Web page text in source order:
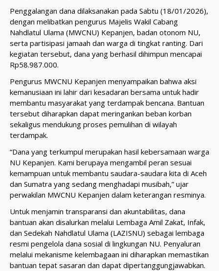
Penggalangan dana dilaksanakan pada Sabtu (18/01/2026),
dengan melibatkan pengurus Majelis Wakil Cabang
Nahdlatul Ulama (MWCNU) Kepanjen, badan otonom NU,
serta partisipasi jamaah dan warga di tingkat ranting. Dari
kegiatan tersebut, dana yang berhasil dihimpun mencapai
Rp58.987.000.
Pengurus MWCNU Kepanjen menyampaikan bahwa aksi
kemanusiaan ini lahir dari kesadaran bersama untuk hadir
membantu masyarakat yang terdampak bencana. Bantuan
tersebut diharapkan dapat meringankan beban korban
sekaligus mendukung proses pemulihan di wilayah
terdampak.
“Dana yang terkumpul merupakan hasil kebersamaan warga
NU Kepanjen. Kami berupaya mengambil peran sesuai
kemampuan untuk membantu saudara-saudara kita di Aceh
dan Sumatra yang sedang menghadapi musibah,” ujar
perwakilan MWCNU Kepanjen dalam keterangan resminya.
Untuk menjamin transparansi dan akuntabilitas, dana
bantuan akan disalurkan melalui Lembaga Amil Zakat, Infak,
dan Sedekah Nahdlatul Ulama (LAZISNU) sebagai lembaga
resmi pengelola dana sosial di lingkungan NU. Penyaluran
melalui mekanisme kelembagaan ini diharapkan memastikan
bantuan tepat sasaran dan dapat dipertanggungjawabkan.